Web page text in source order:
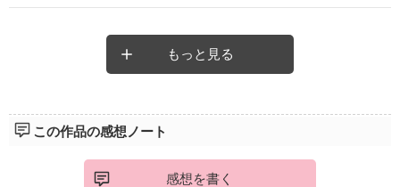
紫音様のさりげない優しさは、上司にいたらいいなぁ？って思っ
渚ちゃんの気持ちになると、私だって同じことになっちゃいます
三角関係、擦れ違い、女の嫉妬、いじめ、恋人の死、そんなある
もっと見る
この作品の感想ノート
感想を書く